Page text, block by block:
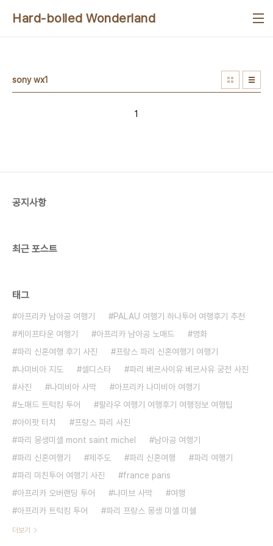
Hard-boiled Wonderland
sony wx1
1
공지사항
최근 포스트
태그
아프리카 남아공 여행기
PALAU 여행기 하나투어 여행후기 추천
케이프타운 여행기
아프리카 남아공 노매드
영화
파리 신혼여행 후기 사진
프랑스 파리 신혼여행기 여행기
나미비아 지도
셀디스타
파리 베르사이유 베르사유 궁전 사진
사진
나미비아 사막
아프리카 나미비아 여행기
노매드 트럭킹 투어
팔라우 여행기 여행후기 여행정보 여행팁
아이팟 터치
프랑스 파리 사진
파리 몽생미셸 mont saint michel
남아공 여행기
파리 신혼여행기
제주도 파리 신혼여행
파리 여행기
파리 미친투어 여행기 사진
france paris
아프리카 오버랜딩 투어
나미브 사막
여행
아프리카 트럭킹 투어
파리 프랑스 몽생 미셸 미쉘
더보기